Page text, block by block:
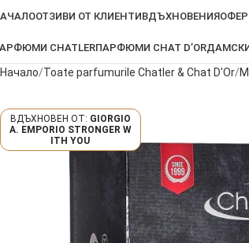
ОТЗИВИ ОТ КЛИЕНТИВДЪХНОВЕНИЯ
CHATLERПАРФЮМИ CHAT D’OR
Начало Toate parfumurile Chatler & Chat D'Or
GIORGIO
A. EMPORIO STRONGER W
ITH YOU